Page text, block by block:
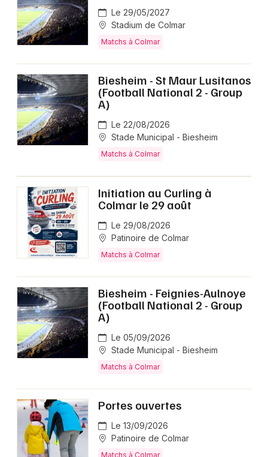
Le 29/05/2027
Stadium de Colmar
Matchs à Colmar
Biesheim - St Maur Lusitanos
(Football National 2 - Group
A)
Le 22/08/2026
Stade Municipal - Biesheim
Matchs à Colmar
Initiation au Curling à
Colmar le 29 août
Le 29/08/2026
Patinoire de Colmar
Matchs à Colmar
Biesheim - Feignies-Aulnoye
(Football National 2 - Group
A)
Le 05/09/2026
Stade Municipal - Biesheim
Matchs à Colmar
Portes ouvertes
Le 13/09/2026
Patinoire de Colmar
Matchs à Colmar